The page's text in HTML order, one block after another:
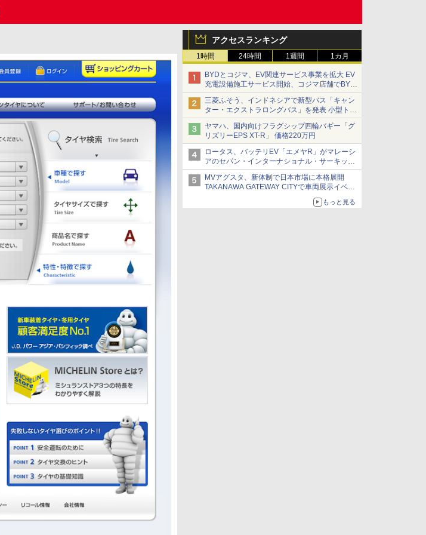
アクセスランキング
1時間 24時間 1週間 1カ月
BYDとコジマ、EV関連サービス事業を拡大 EV
充電設備施工サービス開始、コジマ店舗でBYD
車の展示・試乗イベントを強化
三菱ふそう、インドネシアで新型バス「キャン
ター・エクストラロングバス」を発表 小型トラ
ックベースの観光・旅客輸送向けバス
ヤマハ、国内向けフラグシップ四輪バギー「グ
リズリーEPS XT-R」 価格220万円
ロータス、バッテリEV「エメヤR」がマレーシ
アのセパン・インターナショナル・サーキット
のBEV最速タイムを樹立
MVアグスタ、新体制で日本市場に本格展開
TAKANAWA GATEWAY CITYで車両展示イベン
もっと見る